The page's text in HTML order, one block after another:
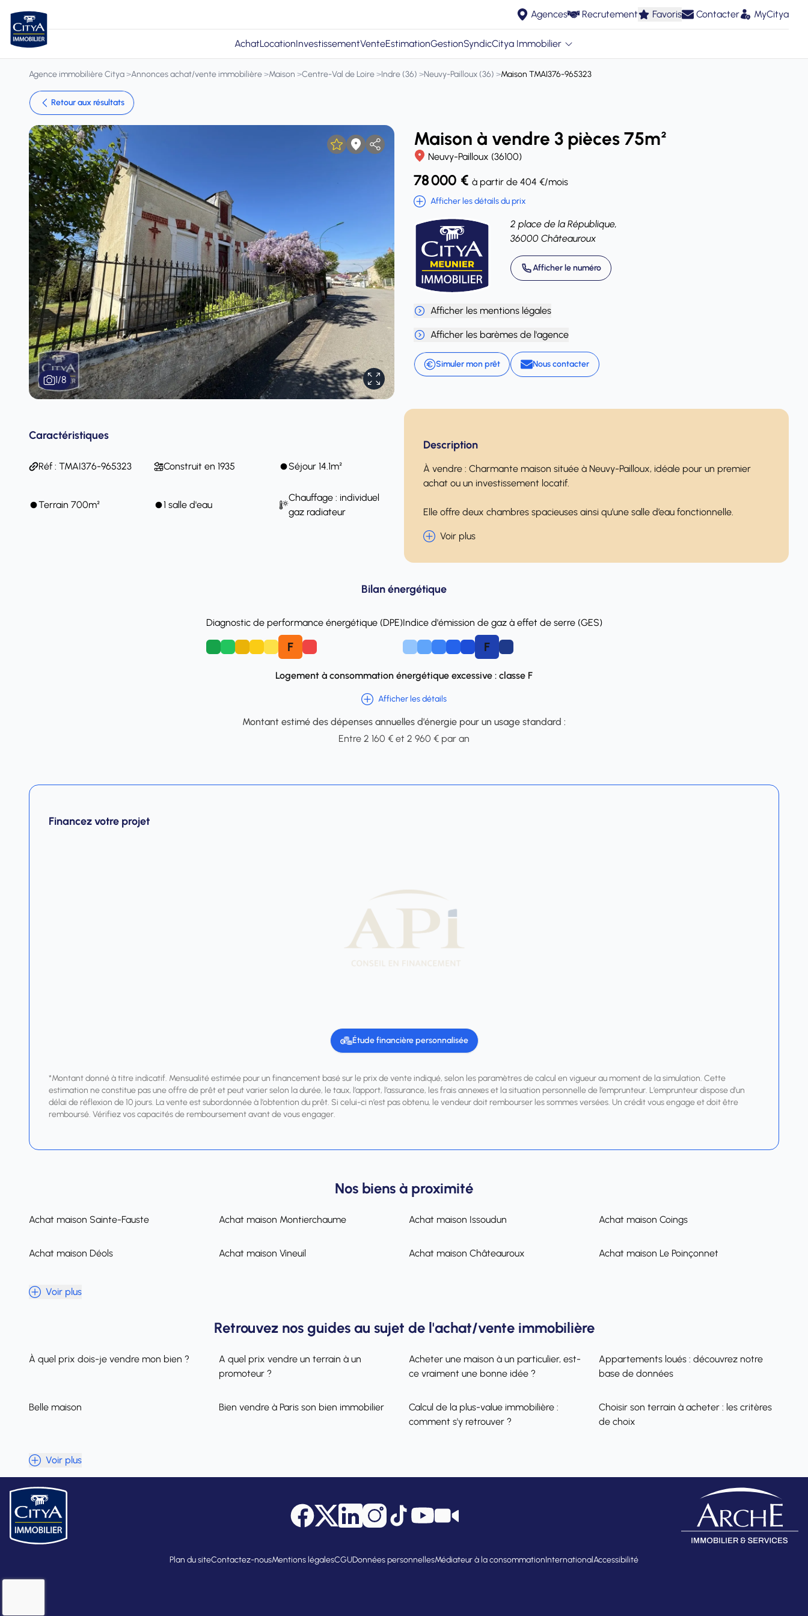
AchatLocationInvestissementVenteEstimationGestionSyndicCitya Immobilier
Agences Recrutement Favoris Contacter MyCitya
Agence immobilière Citya>Annonces achat/vente immobilière>Maison >Centre-Val de Loire>Indre (36) >Neuvy-Pailloux (36) >Maison TMAI376-965323
Retour aux résultats
1/8
Maison à vendre 3 pièces 75m²
Neuvy-Pailloux (36100)
78 000 € à partir de 404 €/mois
Afficher les détails du prix
2 place de la République,
36000 Châteauroux
Afficher le numéro
Afficher les mentions légales
Afficher les barèmes de l'agence
Simuler mon prêt Nous contacter
Caractéristiques
Réf : TMAI376-965323 Construit en 1935 Séjour 14.1m²
Terrain 700m² 1 salle d'eau
Chauffage : individuel
gaz radiateur
Description
À vendre : Charmante maison située à Neuvy-Pailloux, idéale pour un premier
achat ou un investissement locatif.
Elle offre deux chambres spacieuses ainsi qu’une salle d’eau fonctionnelle.
Voir plus
Bilan énergétique
Diagnostic de performance énergétique (DPE)
F
Indice d'émission de gaz à effet de serre (GES)
F
Logement à consommation énergétique excessive : classe F
Afficher les détails
Montant estimé des dépenses annuelles d’énergie pour un usage standard :
Entre 2 160 € et 2 960 € par an
Financez votre projet
Étude financière personnalisée
*Montant donné à titre indicatif. Mensualité estimée pour un financement basé sur le prix de vente indiqué, selon les paramètres de calcul en vigueur au moment de la simulation. Cette
estimation ne constitue pas une offre de prêt et peut varier selon la durée, le taux, l’apport, l’assurance, les frais annexes et la situation personnelle de l’emprunteur. L’emprunteur dispose d’un
délai de réflexion de 10 jours. La vente est subordonnée à l’obtention du prêt. Si celui-ci n’est pas obtenu, le vendeur doit rembourser les sommes versées. Un crédit vous engage et doit être
remboursé. Vérifiez vos capacités de remboursement avant de vous engager.
Nos biens à proximité
Achat maison Sainte-Fauste Achat maison Montierchaume Achat maison Issoudun Achat maison Coings
Achat maison Déols Achat maison Vineuil Achat maison Châteauroux Achat maison Le Poinçonnet
Voir plus
Retrouvez nos guides au sujet de l'achat/vente immobilière
À quel prix dois-je vendre mon bien ?
A quel prix vendre un terrain à un
promoteur ?
Acheter une maison à un particulier, est-
ce vraiment une bonne idée ?
Appartements loués : découvrez notre
base de données
Belle maison Bien vendre à Paris son bien immobilier
Calcul de la plus-value immobilière :
comment s'y retrouver ?
Choisir son terrain à acheter : les critères
de choix
Voir plus
Facebook
TwitterLinkedInInstagram
Tik TokYouTubeCitya Tube
Plan du siteContactez-nousMentions légalesCGUDonnées personnellesMédiateur à la consommationInternationalAccessibilité